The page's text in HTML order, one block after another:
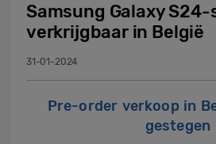
Samsung Galaxy
verkrijgbaar in België
31-01-2024
Pre-order verkoop in
gestegen